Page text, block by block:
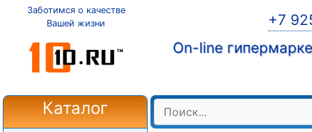
Заботимся о качестве
Вашей жизни
+7
On-line
Каталог